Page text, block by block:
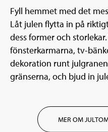
Fyll hemmet med det
Låt julen flytta in på
dess former och
fönsterkarmarna, tv-
dekoration runt
gränserna, och bjud in
MER OM